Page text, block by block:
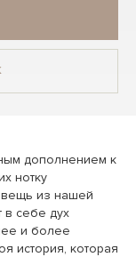
дополнением к
нотку
вещь из нашей
в себе дух
и более
история, которая